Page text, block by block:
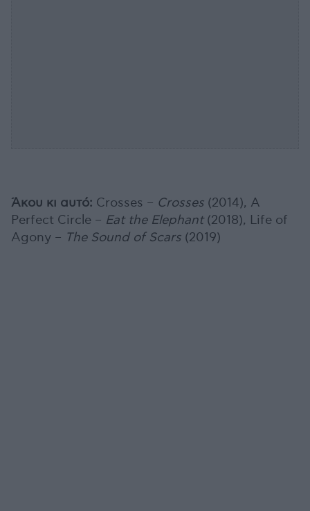
Άκου κι αυτό: Crosses – Crosses (2014), A
Perfect Circle – Eat the Elephant(2018), Life of
Agony – The Sound of Scars (2019)